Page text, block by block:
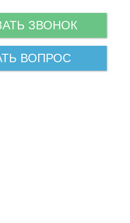
ЗВОНОК
ВОПРОС